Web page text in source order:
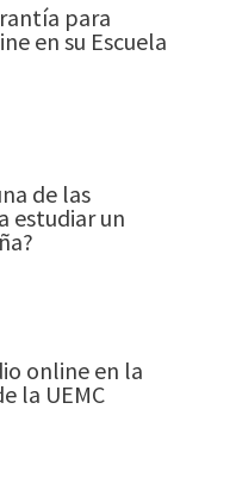
para
en su Escuela
de las
estudiar un
online en la
la UEMC